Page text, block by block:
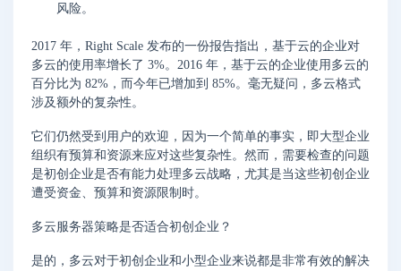
风险。
2017 年，Right Scale 发布的一份报告指出，基于云的企业对
多云的使用率增长了 3%。2016 年，基于云的企业使用多云的
百分比为 82%，而今年已增加到 85%。毫无疑问，多云格式
涉及额外的复杂性。
它们仍然受到用户的欢迎，因为一个简单的事实，即大型企业
组织有预算和资源来应对这些复杂性。然而，需要检查的问题
是初创企业是否有能力处理多云战略，尤其是当这些初创企业
遭受资金、预算和资源限制时。
多云服务器策略是否适合初创企业？
是的，多云对于初创企业和小型企业来说都是非常有效的解决